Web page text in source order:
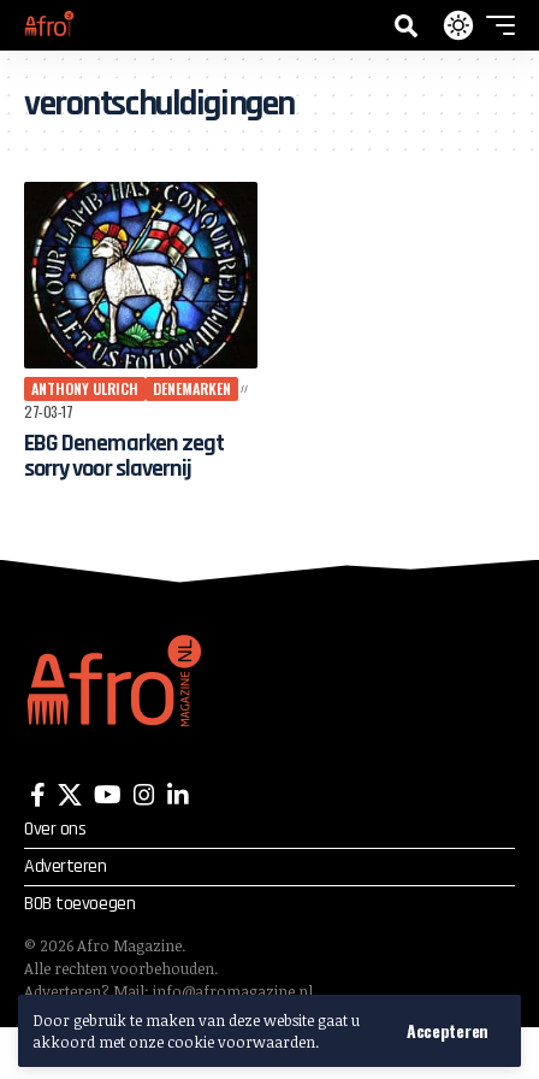
Door gebruik te maken van deze website gaat u
akkoord met onze cookie voorwaarden.
Accepteren
verontschuldigingen
ANTHONY ULRICH
DENEMARKEN
27-03-17
EBG Denemarken zegt
sorry voor slavernij
Over ons
Adverteren
BOB toevoegen
© 2026Afro Magazine.
Alle rechten voorbehouden.
Adverteren? Mail:info@afromagazine.nl